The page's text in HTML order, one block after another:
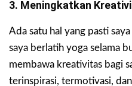
3. Meningkatkan
Ada satu hal yang pasti
saya berlatih yoga selama
membawa kreativitas bagi
terinspirasi, termotivasi,